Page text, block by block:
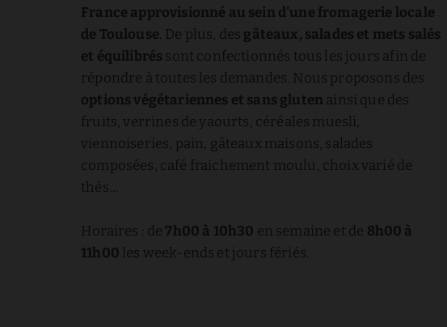
France approvisionné au sein d'une fromagerie locale
de Toulouse. De plus, des gâteaux, salades et mets salés
et équilibrés sont confectionnés tous les jours afin de
répondre à toutes les demandes. Nous proposons des
options végétariennes et sans gluten ainsi que des
fruits, verrines de yaourts, céréales muesli,
viennoiseries, pain, gâteaux maisons, salades
composées, café fraichement moulu, choix varié de
thés…
Horaires : de 7h00 à 10h30 en semaine et de 8h00 à
11h00 les week-ends et jours fériés.